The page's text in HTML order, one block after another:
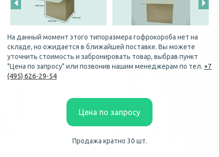
На данный момент этого типоразмера гофрокороба нет на
складе, но ожидается в ближайшей поставке. Вы можете
уточнить стоимость и забронировать товар, выбрав пункт
"Цена по запросу" или позвонив нашим менеджерам по тел. +7
(495) 626-29-54
Цена по запросу
Продажа кратно 30 шт.